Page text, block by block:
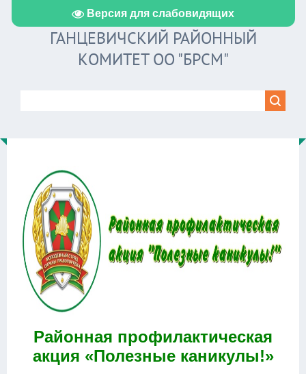
Версия для слабовидящих
ГАНЦЕВИЧСКИЙ РАЙОННЫЙ
КОМИТЕТ ОО "БРСМ"
Районная профилактическая
акция «Полезные каникулы!»